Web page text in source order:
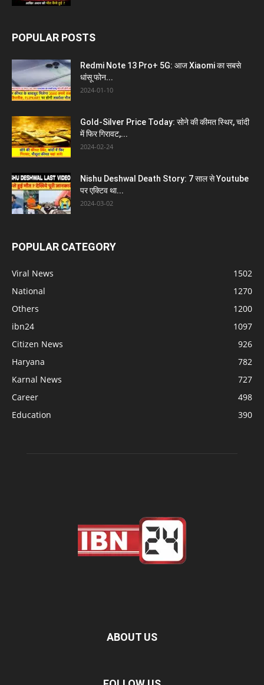
POPULAR POSTS
Redmi Note 13 Pro+ 5G: आज Xiaomi का सबसे
धांसू फोन...
2024-01-10
Gold-Silver Price Today: सोने की कीमत स्थिर, चांदी
में फिर गिरावट,...
2024-02-24
Nishu Deshwal Death Story: 7 साल से Youtube
पर एक्टिव था...
2024-03-02
POPULAR CATEGORY
Viral News
1502
National
1270
Others
1200
ibn24
1097
Citizen News
926
Haryana
782
Karnal News
727
Career
498
Education
390
ABOUT US